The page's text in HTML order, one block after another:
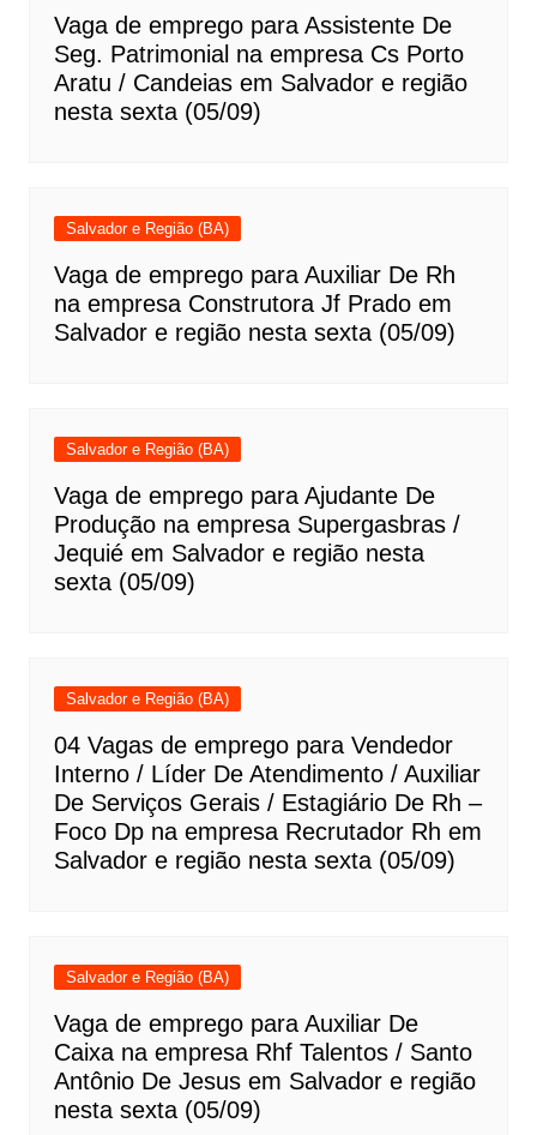
Vaga de emprego para Assistente De
Seg. Patrimonial na empresa Cs Porto
Aratu / Candeias em Salvador e região
nesta sexta (05/09)
Salvador e Região (BA)
Vaga de emprego para Auxiliar De Rh
na empresa Construtora Jf Prado em
Salvador e região nesta sexta (05/09)
Salvador e Região (BA)
Vaga de emprego para Ajudante De
Produção na empresa Supergasbras /
Jequié em Salvador e região nesta
sexta (05/09)
Salvador e Região (BA)
04 Vagas de emprego para Vendedor
Interno / Líder De Atendimento / Auxiliar
De Serviços Gerais / Estagiário De Rh –
Foco Dp na empresa Recrutador Rh em
Salvador e região nesta sexta (05/09)
Salvador e Região (BA)
Vaga de emprego para Auxiliar De
Caixa na empresa Rhf Talentos / Santo
Antônio De Jesus em Salvador e região
nesta sexta (05/09)